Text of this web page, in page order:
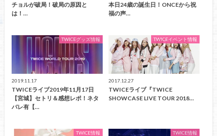
チョルが破局！破局の原因と
は！…
本日24歳の誕生日！ONCEから祝
福の声…
TWICEグッズ情報
2019.11.17
TWICEライブ2019年11月17日
【宮城】セトリ＆感想レポ！ネタ
バレ有【…
TWICEイベント情報
2017.12.27
TWICEライブ『TWICE
SHOWCASE LIVE TOUR 2018…
TWICE情報 TWICE情報